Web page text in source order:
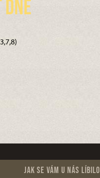
Jak se vám u nás líbilo